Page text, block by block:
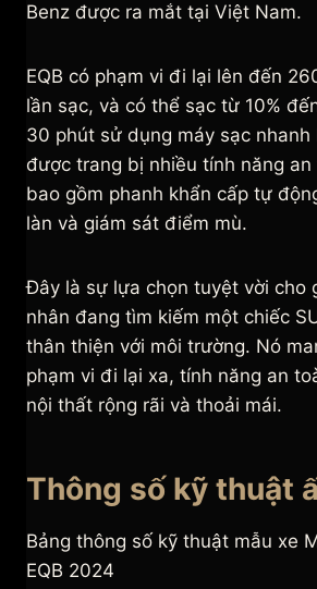
Benz được ra mắt tại Việt Nam.
EQB có phạm vi đi lại lên đến
lần sạc, và có thể sạc từ 10%
30 phút sử dụng máy sạc nhanh
được trang bị nhiều tính năng
bao gồm phanh khẩn cấp tự
làn và giám sát điểm mù.
Đây là sự lựa chọn tuyệt vời cho
nhân đang tìm kiếm một chiếc
thân thiện với môi trường. Nó
phạm vi đi lại xa, tính năng an
nội thất rộng rãi và thoải mái.
Thông số kỹ thuật
Bảng thông số kỹ thuật mẫu xe
EQB 2024